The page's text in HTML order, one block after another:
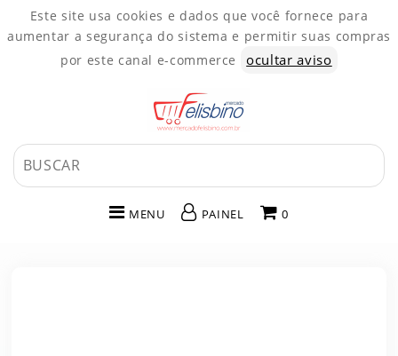
Este site usa cookies e dados que você fornece para
aumentar a segurança do sistema e permitir suas compras
por este canal e-commerce
MENU PAINEL 0